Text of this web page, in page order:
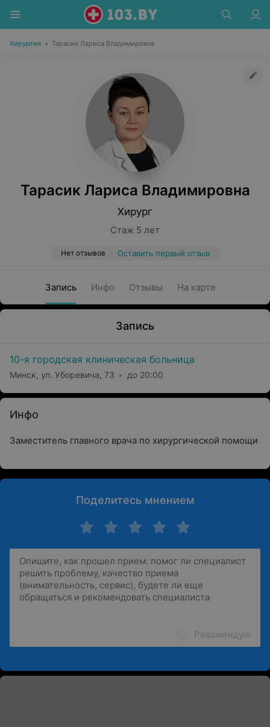
Хирургия • Тарасик Лариса Владимировна
Тарасик Лариса Владимировна
Хирург
Стаж 5 лет
Нет отзывов Оставить первый отзыв
Запись Инфо Отзывы На карте
Запись
10-я городская клиническая больница
Минск, ул. Уборевича, 73 до 20:00
Инфо
Заместитель главного врача по хирургической помощи
Поделитесь мнением
Рекомендую